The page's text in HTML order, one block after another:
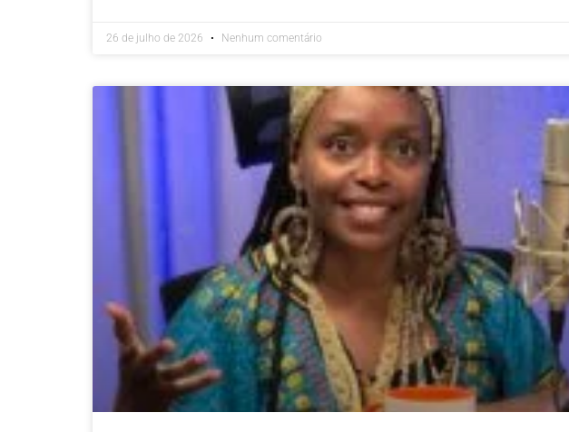
26 de julho de 2026 Nenhum comentário